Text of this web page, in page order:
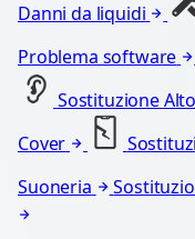
Danni da liquidi
Problema software
Sostituzione
Cover
Suoneria